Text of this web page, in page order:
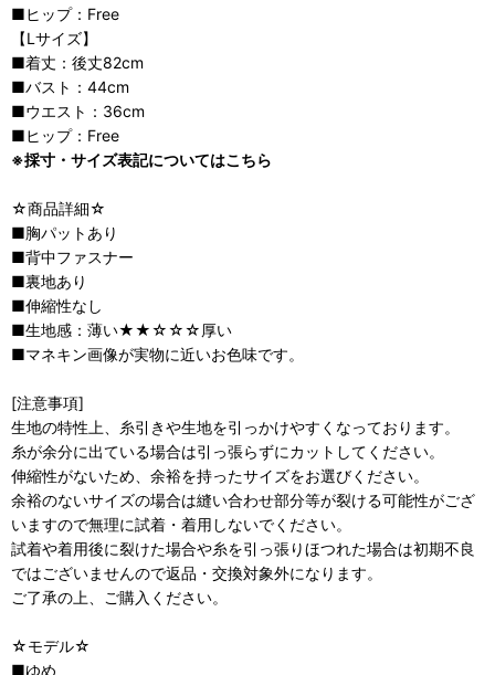
■ヒップ：Free
【Lサイズ】
■着丈：後丈82cm
■バスト：44cm
■ウエスト：36cm
■ヒップ：Free
※採寸・サイズ表記についてはこちら
☆商品詳細☆
■胸パットあり
■背中ファスナー
■裏地あり
■伸縮性なし
■生地感：薄い★★☆☆☆厚い
■マネキン画像が実物に近いお色味です。
[注意事項]
生地の特性上、糸引きや生地を引っかけやすくなっております。
糸が余分に出ている場合は引っ張らずにカットしてください。
伸縮性がないため、余裕を持ったサイズをお選びください。
余裕のないサイズの場合は縫い合わせ部分等が裂ける可能性がござ
いますので無理に試着・着用しないでください。
試着や着用後に裂けた場合や糸を引っ張りほつれた場合は初期不良
ではございませんので返品・交換対象外になります。
ご了承の上、ご購入ください。
☆モデル☆
■ゆめ